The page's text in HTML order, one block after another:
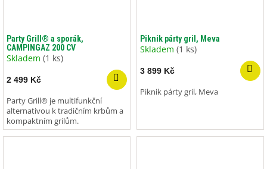
Party Grill® a sporák,
CAMPINGAZ 200 CV
Skladem (1 ks)
2 499 Kč
Party Grill® je multifunkční
alternativou k tradičním krbům a
kompaktním grilům.
Piknik párty gril, Meva
Skladem (1 ks)
3 899 Kč
Piknik párty gril, Meva